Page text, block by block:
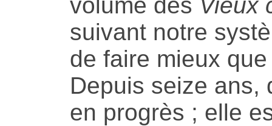
suivant notre
de faire mieux
Depuis seize ans,
en progrès ; elle